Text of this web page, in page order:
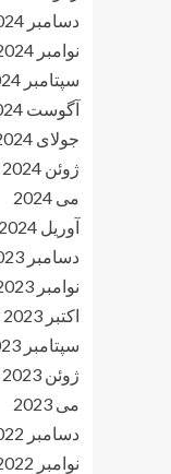
دسامبر 2024
نوامبر 2024
سپتامبر 2024
آگوست 2024
جولای 2024
ژوئن 2024
می 2024
آوریل 2024
دسامبر 2023
نوامبر 2023
اکتبر 2023
سپتامبر 2023
ژوئن 2023
می 2023
دسامبر 2022
نوامبر 2022